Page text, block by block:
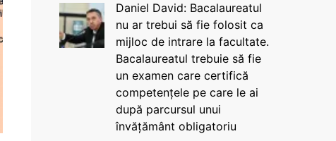
Daniel David: Bacalaureatul
nu ar trebui să fie folosit ca
mijloc de intrare la facultate.
Bacalaureatul trebuie să fie
un examen care certifică
competențele pe care le ai
după parcursul unui
învățământ obligatoriu